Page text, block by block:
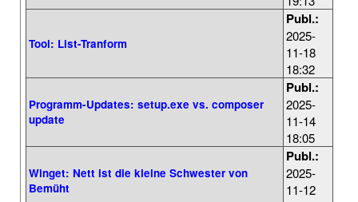
Tool: List-Tranform
Publ.:
2025-
11-18
18:32
Programm-Updates: setup.exe vs. composer
update
Publ.:
2025-
11-14
18:05
Winget: Nett ist die kleine Schwester von
Bemüht
Publ.:
2025-
11-12